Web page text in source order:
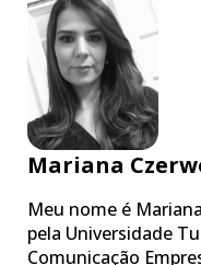
Mariana
Meu nome é
pela Universidade
Comunicação